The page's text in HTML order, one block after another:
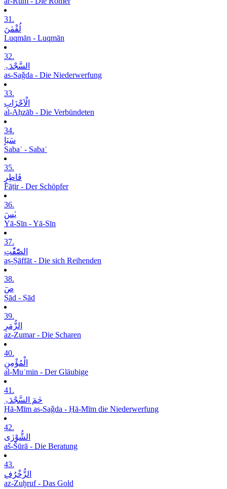
31.
لُقْمٰنَ
Luqmān - Luqmān
32.
السَّجْدَۃِ
as-Saǧda - Die Niederwerfung
33.
الْاَحْزَابِ
al-Aḥzāb - Die Verbündeten
34.
سَبَاٍ
Sabaʾ - Sabaʾ
35.
فَاطِرٍ
Fāṭir - Der Schöpfer
36.
یٰسٓ
Yā-Sīn - Yā-Sīn
37.
الصّٰٓفّٰتِ
aṣ-Ṣāffāt - Die sich Reihenden
38.
صٓ
Ṣād - Ṣād
39.
الزُّمَرِ
az-Zumar - Die Scharen
40.
الْمُؤْمِنِ
al-Muʾmin - Der Gläubige
41.
حٰمٓ السَّجْدَۃِ
Ḥā-Mīm as-Saǧda - Ḥā-Mīm die Niederwerfung
42.
الشُّوْرٰی
aš-Šūrā - Die Beratung
43.
الزُّخْرُفِ
az-Zuḫruf - Das Gold